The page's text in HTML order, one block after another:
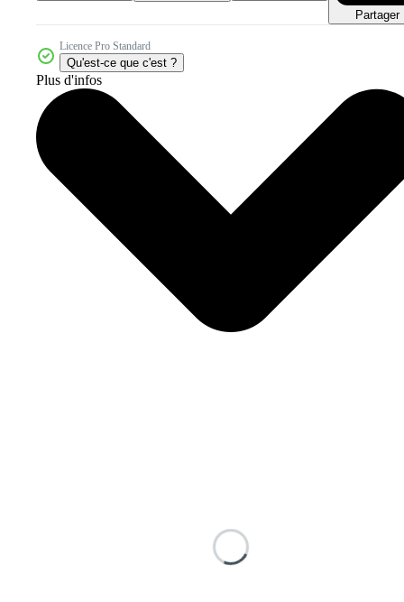
Partager
Licence Pro Standard
Qu'est-ce que c'est ?
Plus d'infos